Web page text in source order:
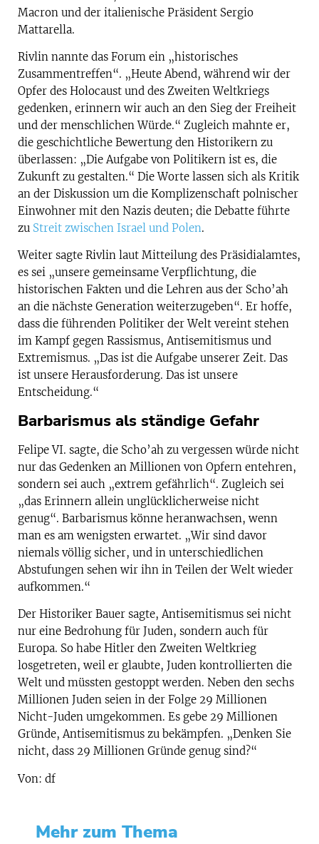
Macron und der italienische Präsident Sergio
Mattarella.
Rivlin nannte das Forum ein „historisches
Zusammentreffen“. „Heute Abend, während wir der
Opfer des Holocaust und des Zweiten Weltkriegs
gedenken, erinnern wir auch an den Sieg der Freiheit
und der menschlichen Würde.“ Zugleich mahnte er,
die geschichtliche Bewertung den Historikern zu
überlassen: „Die Aufgabe von Politikern ist es, die
Zukunft zu gestalten.“ Die Worte lassen sich als Kritik
an der Diskussion um die Komplizenschaft polnischer
Einwohner mit den Nazis deuten; die Debatte führte
zu Streit zwischen Israel und Polen.
Weiter sagte Rivlin laut Mitteilung des Präsidialamtes,
es sei „unsere gemeinsame Verpflichtung, die
historischen Fakten und die Lehren aus der Scho’ah
an die nächste Generation weiterzugeben“. Er hoffe,
dass die führenden Politiker der Welt vereint stehen
im Kampf gegen Rassismus, Antisemitismus und
Extremismus. „Das ist die Aufgabe unserer Zeit. Das
ist unsere Herausforderung. Das ist unsere
Entscheidung.“
Barbarismus als ständige Gefahr
Felipe VI. sagte, die Scho’ah zu vergessen würde nicht
nur das Gedenken an Millionen von Opfern entehren,
sondern sei auch „extrem gefährlich“. Zugleich sei
„das Erinnern allein unglücklicherweise nicht
genug“. Barbarismus könne heranwachsen, wenn
man es am wenigsten erwartet. „Wir sind davor
niemals völlig sicher, und in unterschiedlichen
Abstufungen sehen wir ihn in Teilen der Welt wieder
aufkommen.“
Der Historiker Bauer sagte, Antisemitismus sei nicht
nur eine Bedrohung für Juden, sondern auch für
Europa. So habe Hitler den Zweiten Weltkrieg
losgetreten, weil er glaubte, Juden kontrollierten die
Welt und müssten gestoppt werden. Neben den sechs
Millionen Juden seien in der Folge 29 Millionen
Nicht-Juden umgekommen. Es gebe 29 Millionen
Gründe, Antisemitismus zu bekämpfen. „Denken Sie
nicht, dass 29 Millionen Gründe genug sind?“
Von: df
Mehr zum Thema